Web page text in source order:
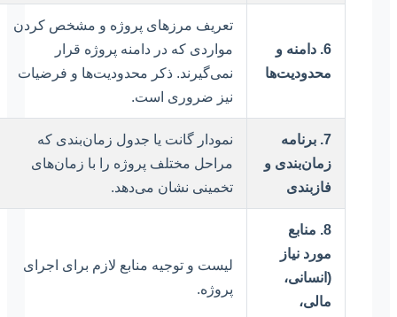
6. دامنه و
محدودیت‌ها
تعریف مرزهای پروژه و مشخص کردن
مواردی که در دامنه پروژه قرار
نمی‌گیرند. ذکر محدودیت‌ها و فرضیات
نیز ضروری است.
7. برنامه
زمان‌بندی و
فازبندی
نمودار گانت یا جدول زمان‌بندی که
مراحل مختلف پروژه را با زمان‌های
تخمینی نشان می‌دهد.
8. منابع
مورد نیاز
(انسانی،
مالی،
لیست و توجیه منابع لازم برای اجرای
پروژه.